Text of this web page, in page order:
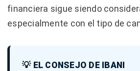
financiera sigue siendo
especialmente con el tipo de
💡 EL CONSEJO DE IBANI